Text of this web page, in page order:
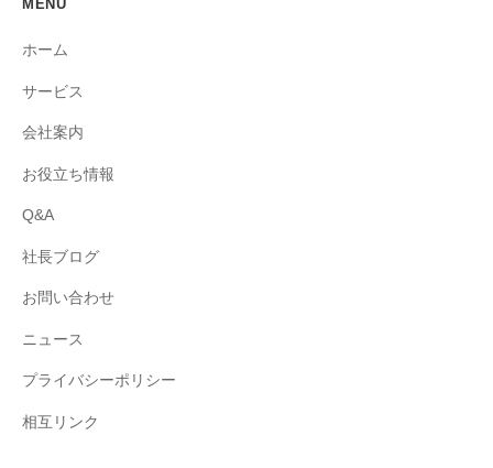
MENU
ホーム
サービス
会社案内
お役立ち情報
Q&A
社長ブログ
お問い合わせ
ニュース
プライバシーポリシー
相互リンク